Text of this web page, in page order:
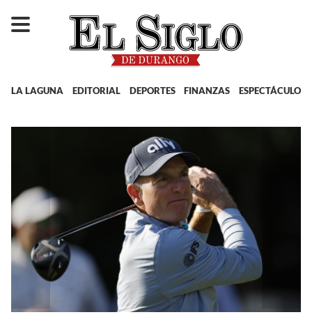
LA LAGUNA EDITORIAL DEPORTES FINANZAS ESPECTÁCULOS